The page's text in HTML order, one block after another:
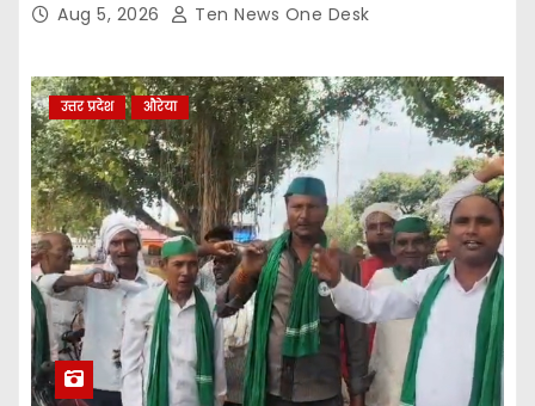
Aug 5, 2026 Ten News One Desk
उत्तर प्रदेश औरेया